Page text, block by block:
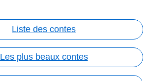
Liste des contes
Les plus beaux contes